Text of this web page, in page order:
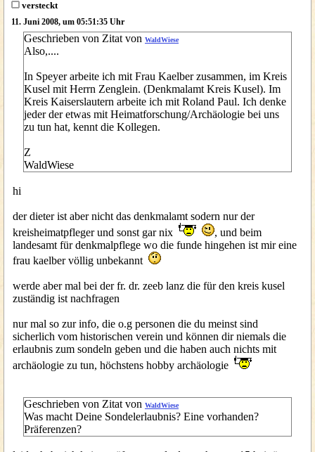
versteckt
11. Juni 2008, um 05:51:35 Uhr
Geschrieben von Zitat von WaldWiese
Also,....
In Speyer arbeite ich mit Frau Kaelber zusammen, im Kreis
Kusel mit Herrn Zenglein. (Denkmalamt Kreis Kusel). Im
Kreis Kaiserslautern arbeite ich mit Roland Paul. Ich denke
jeder der etwas mit Heimatforschung/Archäologie bei uns
zu tun hat, kennt die Kollegen.
Z
WaldWiese
hi
der dieter ist aber nicht das denkmalamt sodern nur der
kreisheimatpfleger und sonst gar nix
, und beim
landesamt für denkmalpflege wo die funde hingehen ist mir eine
frau kaelber völlig unbekannt
werde aber mal bei der fr. dr. zeeb lanz die für den kreis kusel
zuständig ist nachfragen
nur mal so zur info, die o.g personen die du meinst sind
sicherlich vom historischen verein und können dir niemals die
erlaubnis zum sondeln geben und die haben auch nichts mit
archäologie zu tun, höchstens hobby archäologie
Geschrieben von Zitat von WaldWiese
Was macht Deine Sondelerlaubnis? Eine vorhanden?
Präferenzen?